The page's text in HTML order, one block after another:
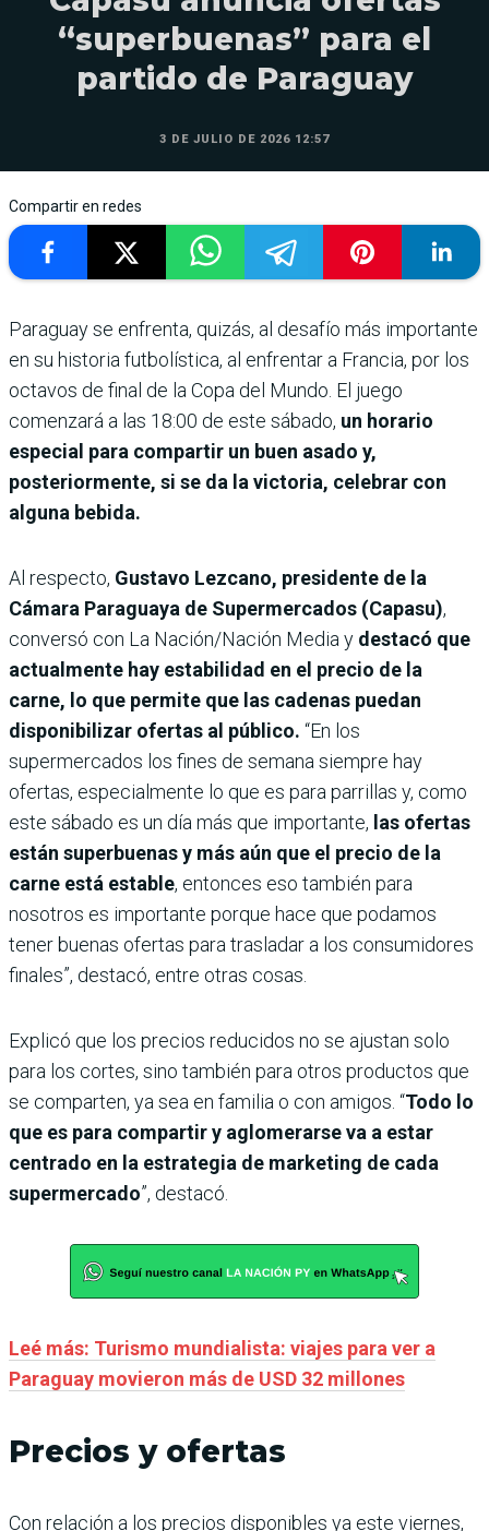
“superbuenas” para el
partido de Paraguay
3 DE JULIO DE 2026 12:57
Compartir en redes
Paraguay se enfrenta, quizás, al desafío más importante
en su historia futbolística, al enfrentar a Francia, por los
octavos de final de la Copa del Mundo. El juego
comenzará a las 18:00 de este sábado, un horario
especial para compartir un buen asado y,
posteriormente, si se da la victoria, celebrar con
alguna bebida.
Al respecto, Gustavo Lezcano, presidente de la
Cámara Paraguaya de Supermercados (Capasu),
conversó con La Nación/Nación Media y destacó que
actualmente hay estabilidad en el precio de la
carne, lo que permite que las cadenas puedan
disponibilizar ofertas al público. “En los
supermercados los fines de semana siempre hay
ofertas, especialmente lo que es para parrillas y, como
este sábado es un día más que importante, las ofertas
están superbuenas y más aún que el precio de la
carne está estable, entonces eso también para
nosotros es importante porque hace que podamos
tener buenas ofertas para trasladar a los consumidores
finales”, destacó, entre otras cosas.
Explicó que los precios reducidos no se ajustan solo
para los cortes, sino también para otros productos que
se comparten, ya sea en familia o con amigos. “Todo lo
que es para compartir y aglomerarse va a estar
centrado en la estrategia de marketing de cada
supermercado”, destacó.
Leé más: Turismo mundialista: viajes para ver a
Paraguay movieron más de USD 32 millones
Precios y ofertas
Con relación a los precios disponibles ya este viernes,